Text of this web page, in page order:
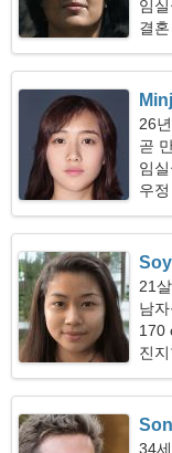
임
결혼
26
곧
임
우정
21
남
170
진
34